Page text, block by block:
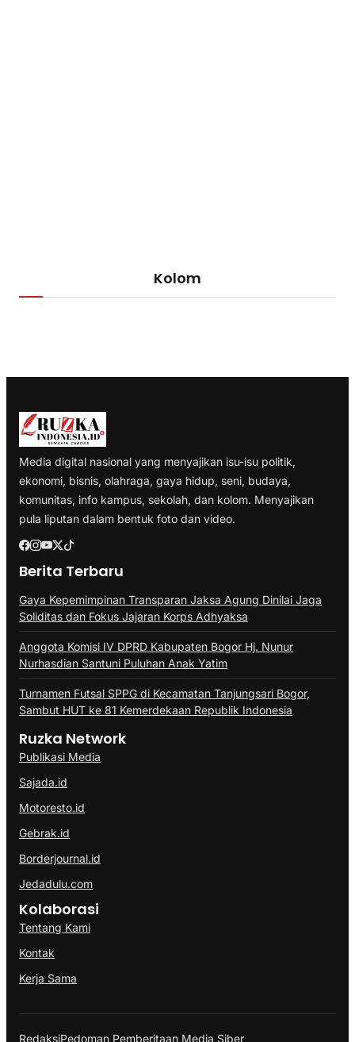
Kolom
Media digital nasional yang menyajikan isu-isu politik,
ekonomi, bisnis, olahraga, gaya hidup, seni, budaya,
komunitas, info kampus, sekolah, dan kolom. Menyajikan
pula liputan dalam bentuk foto dan video.
Berita Terbaru
Gaya Kepemimpinan Transparan Jaksa Agung Dinilai Jaga
Soliditas dan Fokus Jajaran Korps Adhyaksa
Anggota Komisi IV DPRD Kabupaten Bogor Hj. Nunur
Nurhasdian Santuni Puluhan Anak Yatim
Turnamen Futsal SPPG di Kecamatan Tanjungsari Bogor,
Sambut HUT ke 81 Kemerdekaan Republik Indonesia
Ruzka Network
Publikasi Media
Sajada.id
Motoresto.id
Gebrak.id
Borderjournal.id
Jedadulu.com
Kolaborasi
Tentang Kami
Kontak
Kerja Sama
RedaksiPedoman Pemberitaan Media Siber